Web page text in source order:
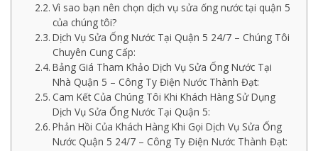
Vì sao bạn nên chọn dịch vụ sửa ống nước tại quận 5
của chúng tôi?
Dịch Vụ Sửa Ống Nước Tại Quận 5 24/7 – Chúng Tôi
Chuyên Cung Cấp:
Bảng Giá Tham Khảo Dịch Vụ Sửa Ống Nước Tại
Nhà Quận 5 – Công Ty Điện Nước Thành Đạt:
Cam Kết Của Chúng Tôi Khi Khách Hàng Sử Dụng
Dịch Vụ Sửa Ống Nước Tại Quận 5:
Phản Hồi Của Khách Hàng Khi Gọi Dịch Vụ Sửa Ống
Nước Quận 5 24/7 – Công Ty Điện Nước Thành Đạt: